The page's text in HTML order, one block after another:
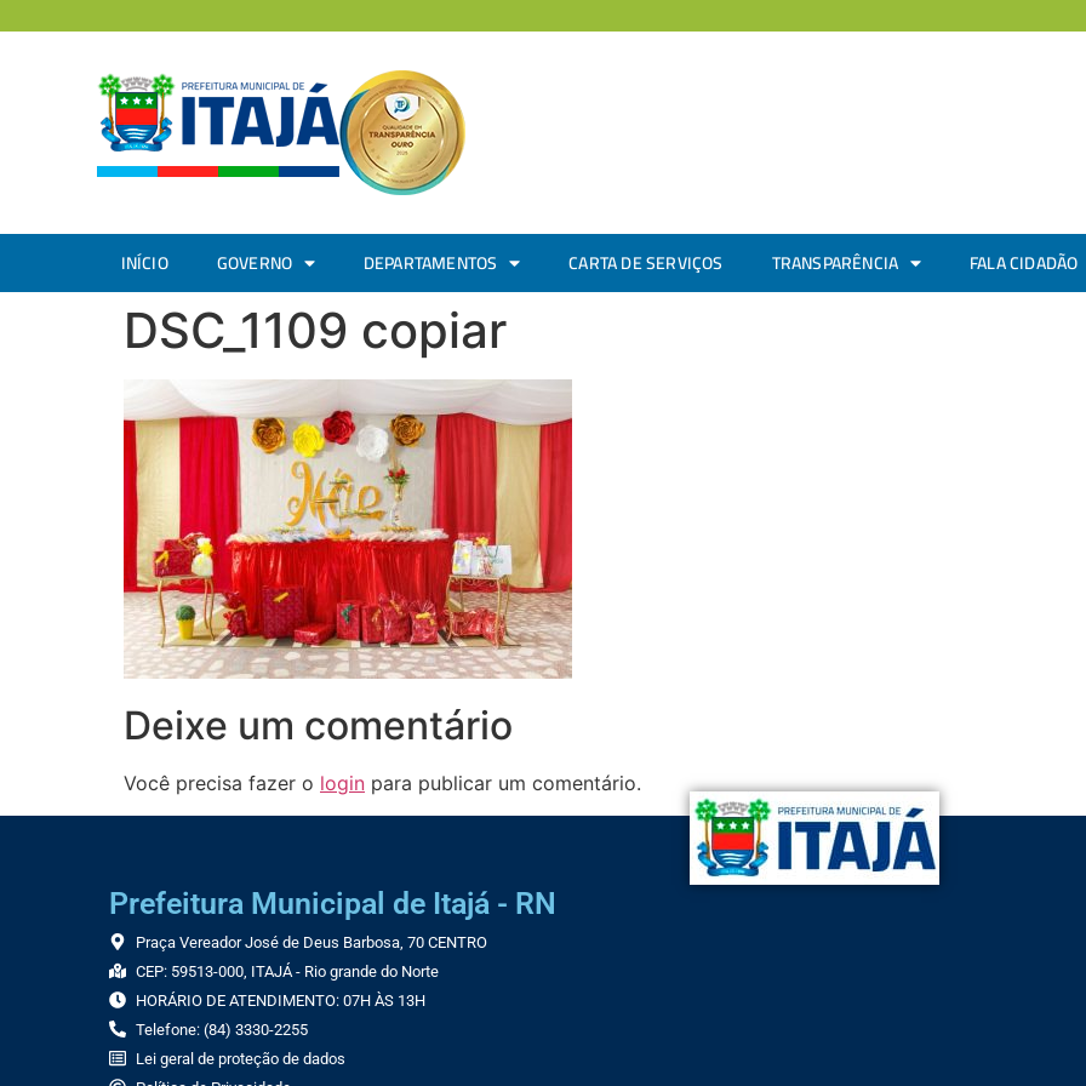
INÍCIO GOVERNO DEPARTAMENTOS CARTA DE SERVIÇOS TRANSPARÊNCIA FALA CIDADÃO
DSC_1109 copiar
Deixe um comentário
Você precisa fazer o login para publicar um comentário.
Prefeitura Municipal de Itajá - RN
Praça Vereador José de Deus Barbosa, 70 CENTRO
CEP: 59513-000, ITAJÁ - Rio grande do Norte
HORÁRIO DE ATENDIMENTO: 07H ÀS 13H
Telefone: (84) 3330-2255
Lei geral de proteção de dados